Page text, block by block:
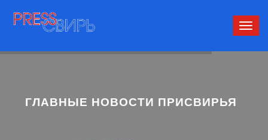
ГЛАВНЫЕ НОВОСТИ ПРИСВИРЬЯ